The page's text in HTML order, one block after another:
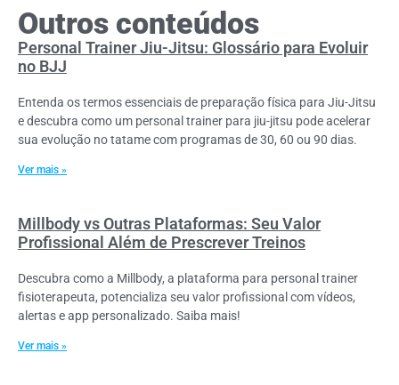
Outros conteúdos
Personal Trainer Jiu-Jitsu: Glossário para Evoluir
no BJJ
Entenda os termos essenciais de preparação física para Jiu-Jitsu
e descubra como um personal trainer para jiu-jitsu pode acelerar
sua evolução no tatame com programas de 30, 60 ou 90 dias.
Ver mais »
Millbody vs Outras Plataformas: Seu Valor
Profissional Além de Prescrever Treinos
Descubra como a Millbody, a plataforma para personal trainer
fisioterapeuta, potencializa seu valor profissional com vídeos,
alertas e app personalizado. Saiba mais!
Ver mais »